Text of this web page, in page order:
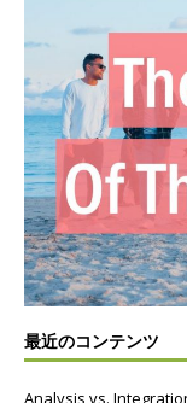
最近のコンテンツ
Analysis vs.